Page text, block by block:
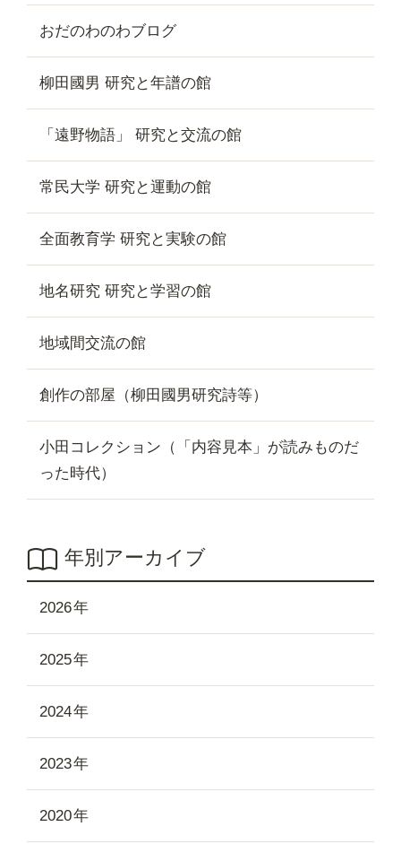
おだのわのわブログ
柳田國男 研究と年譜の館
「遠野物語」 研究と交流の館
常民大学 研究と運動の館
全面教育学 研究と実験の館
地名研究 研究と学習の館
地域間交流の館
創作の部屋（柳田國男研究詩等）
小田コレクション（「内容見本」が読みものだ
った時代）
年別アーカイブ
2026
2025
2024
2023
2020